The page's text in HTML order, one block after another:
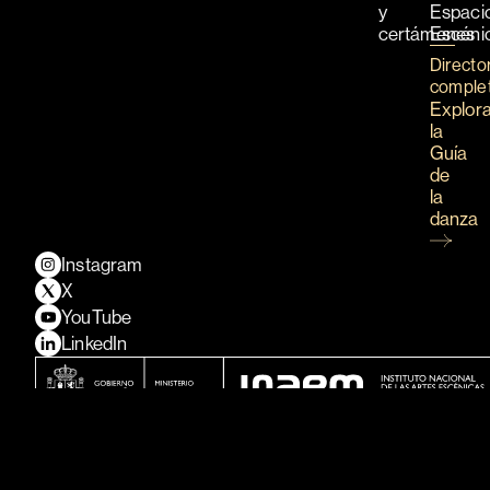
y
certámenes
la
Guía
de
la
danza
Instagram
X
YouTube
LinkedIn